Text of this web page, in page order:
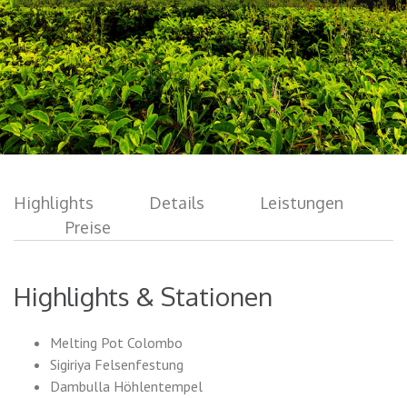
Highlights Details
Leistungen
Preise
Highlights & Stationen
Melting Pot Colombo
Sigiriya Felsenfestung
Dambulla Höhlentempel